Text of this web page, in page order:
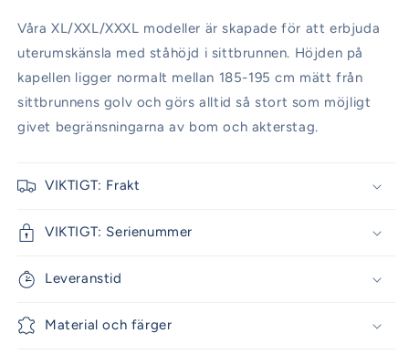
Våra XL/XXL/XXXL modeller är skapade för att erbjuda
uterumskänsla med ståhöjd i sittbrunnen. Höjden på
kapellen ligger normalt mellan 185-195 cm mätt från
sittbrunnens golv och görs alltid så stort som möjligt
givet begränsningarna av bom och akterstag.
VIKTIGT: Frakt
VIKTIGT: Serienummer
Leveranstid
Material och färger